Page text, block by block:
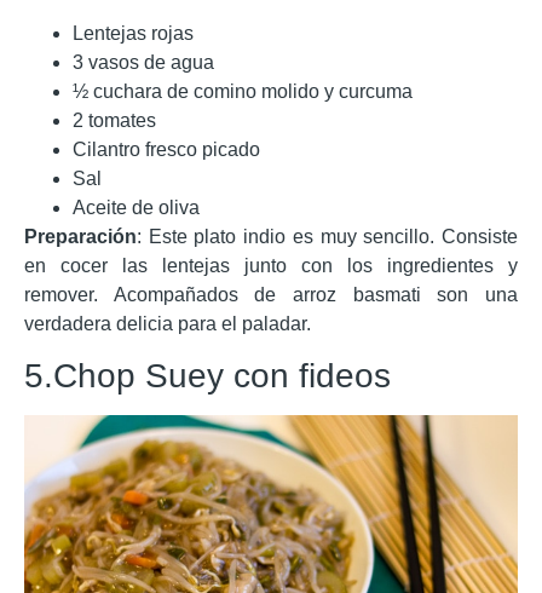
Lentejas rojas
3 vasos de agua
½ cuchara de comino molido y curcuma
2 tomates
Cilantro fresco picado
Sal
Aceite de oliva
Preparación: Este plato indio es muy sencillo. Consiste
en cocer las lentejas junto con los ingredientes y
remover. Acompañados de arroz basmati son una
verdadera delicia para el paladar.
5.Chop Suey con fideos